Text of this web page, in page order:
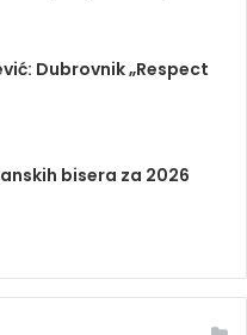
Dubrovnik „Respect
bisera za 2026